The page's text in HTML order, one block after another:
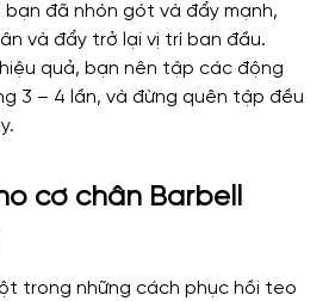
bạn đã nhón gót và đẩy mạnh,
và đẩy trở lại vị trí ban đầu.
quả, bạn nên tập các động
3 – 4 lần, và đừng quên tập đều
cơ chân Barbell
trong những cách phục hồi teo